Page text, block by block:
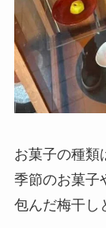
お菓子の種類
季節のお菓子
包んだ梅干し